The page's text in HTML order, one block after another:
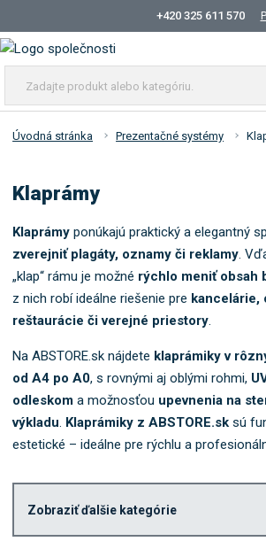
+420 325 611 570
d
a
r
o
k
t
e
b
o
k
t
ó
Úvodná stránka Prezentačné systémy
Klaprámy
Klaprámy ponúkajú praktický a elegantný
zverejniť plagáty, oznamy či reklamy .
„klap“ rámu je možné rýchlo meniť obsah
z nich robí ideálne riešenie pre kancelárie,
reštaurácie či verejné priestory
Na ABSTORE.sk nájdete klaprámiky v
od A4 po A0, s rovnými aj oblými rohmi,
odleskom a možnosťou upevnenia na
výkladu Klaprámiky z ABSTORE.sk sú
estetické – ideálne pre rýchlu a
Zobraziť ďalšie kategórie